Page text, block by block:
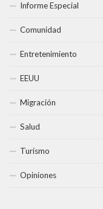
Informe Especial
Comunidad
Entretenimiento
EEUU
Migración
Salud
Turismo
Opiniones